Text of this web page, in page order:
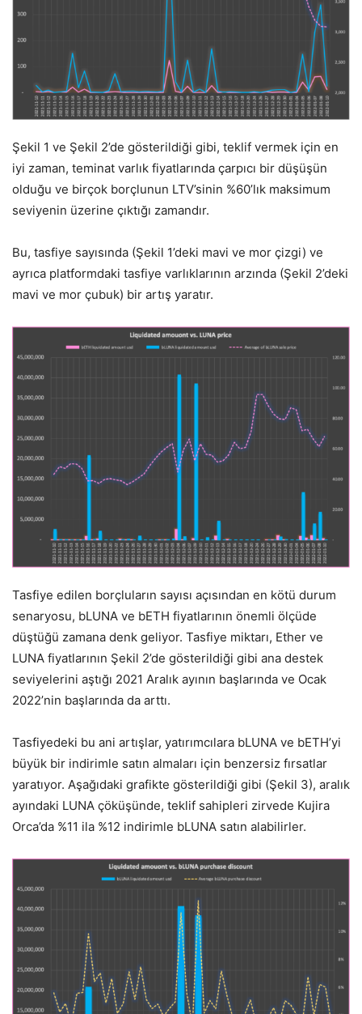
Şekil 1 ve Şekil 2’de gösterildiği gibi, teklif vermek için en
iyi zaman, teminat varlık fiyatlarında çarpıcı bir düşüşün
olduğu ve birçok borçlunun LTV’sinin %60’lık maksimum
seviyenin üzerine çıktığı zamandır.
Bu, tasfiye sayısında (Şekil 1’deki mavi ve mor çizgi) ve
ayrıca platformdaki tasfiye varlıklarının arzında (Şekil 2’deki
mavi ve mor çubuk) bir artış yaratır.
Tasfiye edilen borçluların sayısı açısından en kötü durum
senaryosu, bLUNA ve bETH fiyatlarının önemli ölçüde
düştüğü zamana denk geliyor. Tasfiye miktarı, Ether ve
LUNA fiyatlarının Şekil 2’de gösterildiği gibi ana destek
seviyelerini aştığı 2021 Aralık ayının başlarında ve Ocak
2022’nin başlarında da arttı.
Tasfiyedeki bu ani artışlar, yatırımcılara bLUNA ve bETH’yi
büyük bir indirimle satın almaları için benzersiz fırsatlar
yaratıyor. Aşağıdaki grafikte gösterildiği gibi (Şekil 3), aralık
ayındaki LUNA çöküşünde, teklif sahipleri zirvede Kujira
Orca’da %11 ila %12 indirimle bLUNA satın alabilirler.